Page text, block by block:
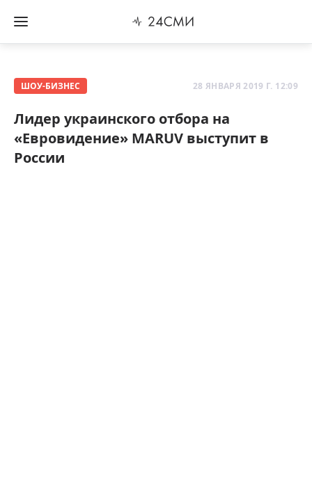
ШОУ-БИЗНЕС 28 ЯНВАРЯ 2019 Г. 12:09
Лидер украинского отбора на
«Евровидение» MARUV выступит в
России